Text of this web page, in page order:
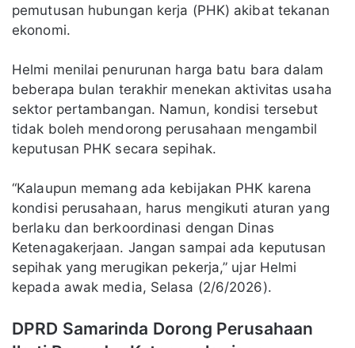
pemutusan hubungan kerja (PHK) akibat tekanan
ekonomi.
Helmi menilai penurunan harga batu bara dalam
beberapa bulan terakhir menekan aktivitas usaha
sektor pertambangan. Namun, kondisi tersebut
tidak boleh mendorong perusahaan mengambil
keputusan PHK secara sepihak.
“Kalaupun memang ada kebijakan PHK karena
kondisi perusahaan, harus mengikuti aturan yang
berlaku dan berkoordinasi dengan Dinas
Ketenagakerjaan. Jangan sampai ada keputusan
sepihak yang merugikan pekerja,” ujar Helmi
kepada awak media, Selasa (2/6/2026).
DPRD Samarinda Dorong Perusahaan